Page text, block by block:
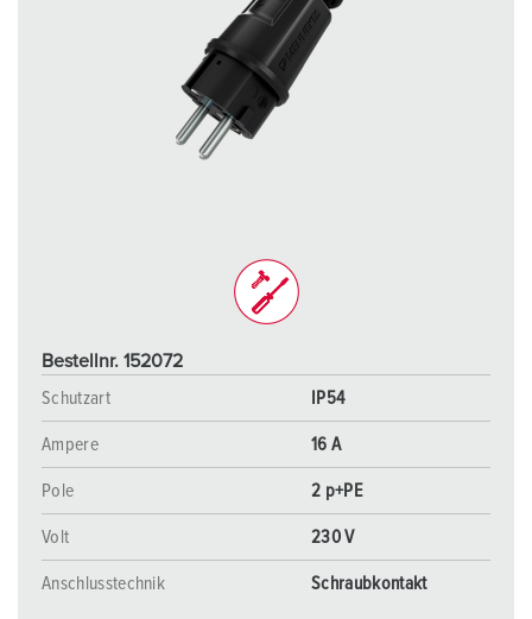
Bestellnr. 152072
Schutzart
IP54
Ampere 16 A
Pole 2 p+PE
Volt 230 V
Anschlusstechnik Schraubkontakt